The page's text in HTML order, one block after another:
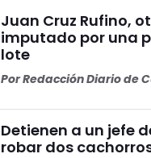
Juan Cruz Rufino,
imputado por una
lote
PorRedacción Diario de
Detienen a un jefe
robar dos